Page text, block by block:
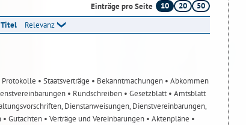
Einträge pro Seite 10 20
50
Titel Relevanz
Protokolle • Staatsverträge • Bekanntmachungen • Abkommen
• Rundschreiben • Gesetzblatt• Amtsblatt
Dienstanweisungen, Dienstvereinbarungen,
• Gutachten • Verträge und Vereinbarungen • Aktenpläne •